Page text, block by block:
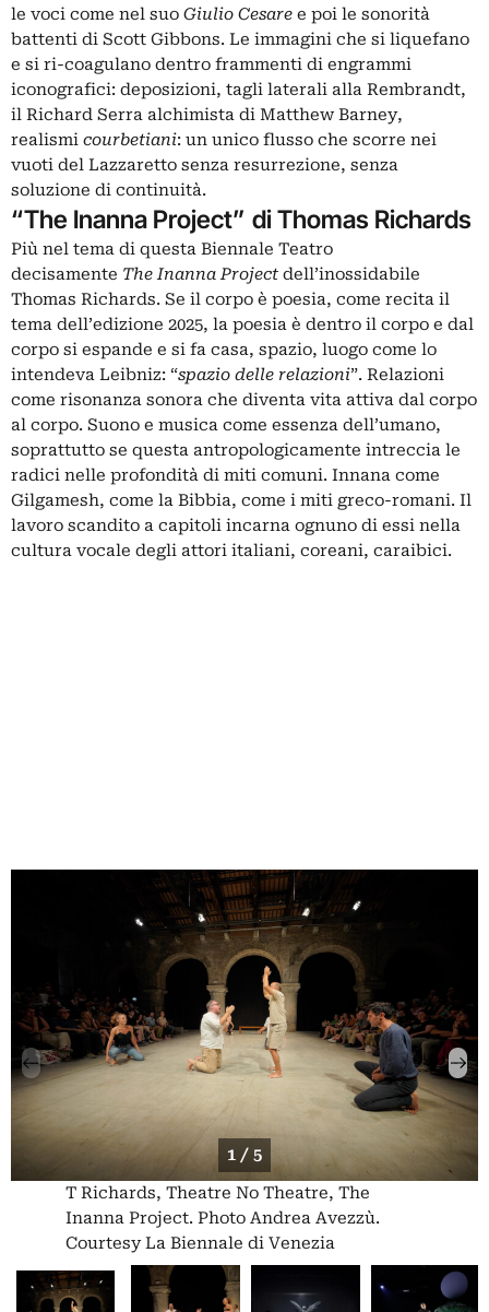
le voci come nel suo Giulio Cesare e poi le sonorità
battenti di Scott Gibbons. Le immagini che si liquefano
e si ri-coagulano dentro frammenti di engrammi
iconografici: deposizioni, tagli laterali alla Rembrandt,
il Richard Serra alchimista di Matthew Barney,
realismi courbetiani: un unico flusso che scorre nei
vuoti del Lazzaretto senza resurrezione, senza
soluzione di continuità.
“The Inanna Project” di Thomas Richards
Più nel tema di questa Biennale Teatro
decisamente The Inanna Project dell’inossidabile
Thomas Richards. Se il corpo è poesia, come recita il
tema dell’edizione 2025, la poesia è dentro il corpo e dal
corpo si espande e si fa casa, spazio, luogo come lo
intendeva Leibniz: “spazio delle relazioni”. Relazioni
come risonanza sonora che diventa vita attiva dal corpo
al corpo. Suono e musica come essenza dell’umano,
soprattutto se questa antropologicamente intreccia le
radici nelle profondità di miti comuni. Innana come
Gilgamesh, come la Bibbia, come i miti greco-romani. Il
lavoro scandito a capitoli incarna ognuno di essi nella
cultura vocale degli attori italiani, coreani, caraibici.
1 / 5
T Richards, Theatre No Theatre, The
Inanna Project. Photo Andrea Avezzù.
Courtesy La Biennale di Venezia